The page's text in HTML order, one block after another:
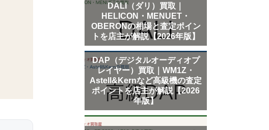
DALI（ダリ）買取｜
HELICON・MENUET・
OBERONの相場と査定ポイン
トを店主が解説【2026年版】
DAP（デジタルオーディオプ
レイヤー）買取｜WM1Z・
Astell&Kernなど高級機の査定
ポイントを店主が解説【2026
年版】